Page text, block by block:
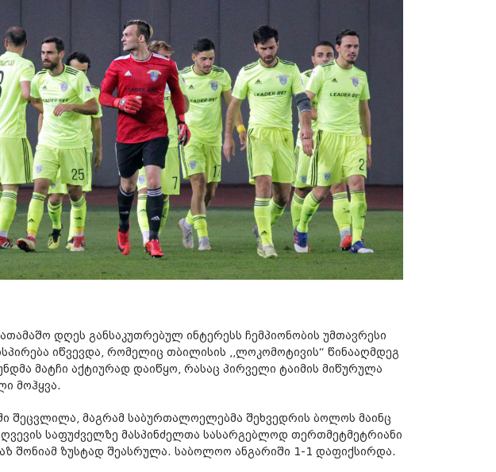
დღეს განსაკუთრებულ ინტერესს ჩემპიონობის უმთავრესი
იწვევდა, რომელიც თბილისის ,,ლოკომოტივის“ წინააღმდეგ
მატჩი აქტიურად დაიწყო, რასაც პირველი ტაიმის მიწურულა
მოჰყვა.
შეცვლილა, მაგრამ საბურთალოელებმა შეხვედრის ბოლოს მაინც
საფუძველზე მასპინძელთა სასარგებლოდ თერთმეტმეტრიანი
შონიამ ზუსტად შეასრულა. საბოლოო ანგარიში 1-1 დაფიქსირდა.